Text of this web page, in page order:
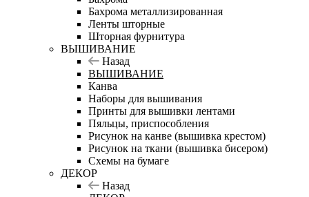
Бахрома металлизированная
Ленты шторные
Шторная фурнитура
ВЫШИВАНИЕ
Назад
ВЫШИВАНИЕ
Канва
Наборы для вышивания
Принты для вышивки лентами
Пяльцы, приспособления
Рисунок на канве (вышивка крестом)
Рисунок на ткани (вышивка бисером)
Схемы на бумаге
ДЕКОР
Назад